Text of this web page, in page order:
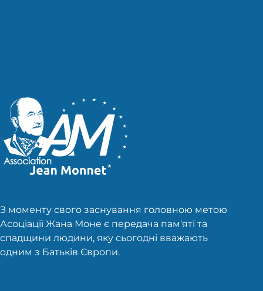
З моменту свого заснування головною метою
Асоціації Жана Моне є передача пам'яті та
спадщини людини, яку сьогодні вважають
одним з Батьків Європи.